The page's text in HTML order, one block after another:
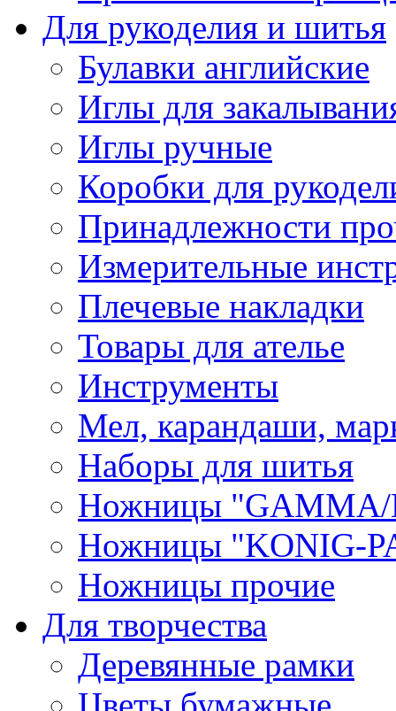
Для рукоделия и шитья
Булавки английские
Иглы для
Иглы ручные
Коробки для
Принадлежности
Измерительные
Плечевые накладки
Товары для ателье
Инструменты
Мел, карандаши,
Наборы для шитья
Ножницы "GAMMA/
Ножницы "KONIG-
Ножницы прочие
Для творчества
Деревянные рамки